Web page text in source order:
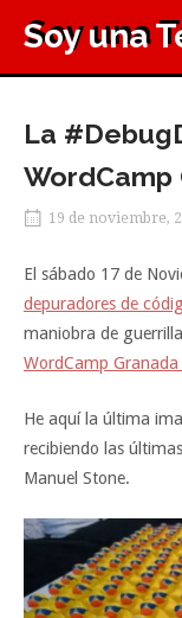
Inicio
Soy una
La
WordCamp
19 de noviembre,
El sábado 17 de
depuradores de
maniobra de
WordCamp Granada
He aquí la última
recibiendo las
Manuel Stone.